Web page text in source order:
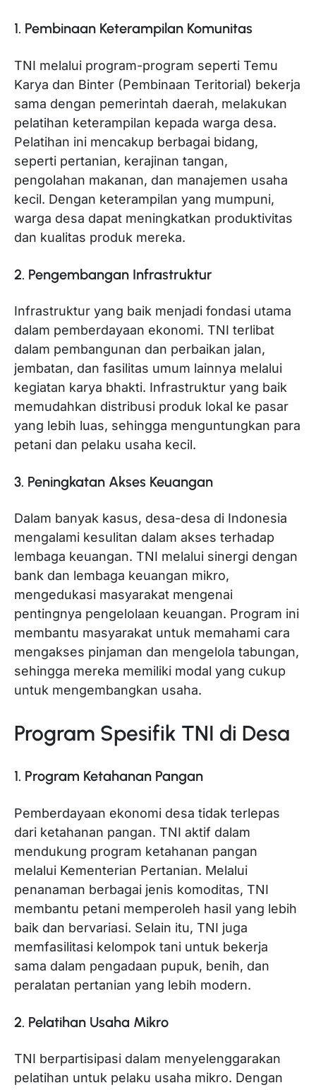
1. Pembinaan Keterampilan Komunitas
TNI melalui program-program seperti Temu
Karya dan Binter (Pembinaan Teritorial) bekerja
sama dengan pemerintah daerah, melakukan
pelatihan keterampilan kepada warga desa.
Pelatihan ini mencakup berbagai bidang,
seperti pertanian, kerajinan tangan,
pengolahan makanan, dan manajemen usaha
kecil. Dengan keterampilan yang mumpuni,
warga desa dapat meningkatkan produktivitas
dan kualitas produk mereka.
2. Pengembangan Infrastruktur
Infrastruktur yang baik menjadi fondasi utama
dalam pemberdayaan ekonomi. TNI terlibat
dalam pembangunan dan perbaikan jalan,
jembatan, dan fasilitas umum lainnya melalui
kegiatan karya bhakti. Infrastruktur yang baik
memudahkan distribusi produk lokal ke pasar
yang lebih luas, sehingga menguntungkan para
petani dan pelaku usaha kecil.
3. Peningkatan Akses Keuangan
Dalam banyak kasus, desa-desa di Indonesia
mengalami kesulitan dalam akses terhadap
lembaga keuangan. TNI melalui sinergi dengan
bank dan lembaga keuangan mikro,
mengedukasi masyarakat mengenai
pentingnya pengelolaan keuangan. Program ini
membantu masyarakat untuk memahami cara
mengakses pinjaman dan mengelola tabungan,
sehingga mereka memiliki modal yang cukup
untuk mengembangkan usaha.
Program Spesifik TNI di Desa
1. Program Ketahanan Pangan
Pemberdayaan ekonomi desa tidak terlepas
dari ketahanan pangan. TNI aktif dalam
mendukung program ketahanan pangan
melalui Kementerian Pertanian. Melalui
penanaman berbagai jenis komoditas, TNI
membantu petani memperoleh hasil yang lebih
baik dan bervariasi. Selain itu, TNI juga
memfasilitasi kelompok tani untuk bekerja
sama dalam pengadaan pupuk, benih, dan
peralatan pertanian yang lebih modern.
2. Pelatihan Usaha Mikro
TNI berpartisipasi dalam menyelenggarakan
pelatihan untuk pelaku usaha mikro. Dengan